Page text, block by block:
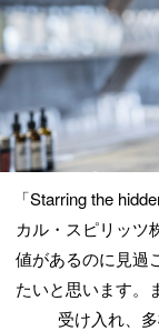
「Starring the
カル・スピリッツ
値があるのに見過
たいと思います。
受け入れ、